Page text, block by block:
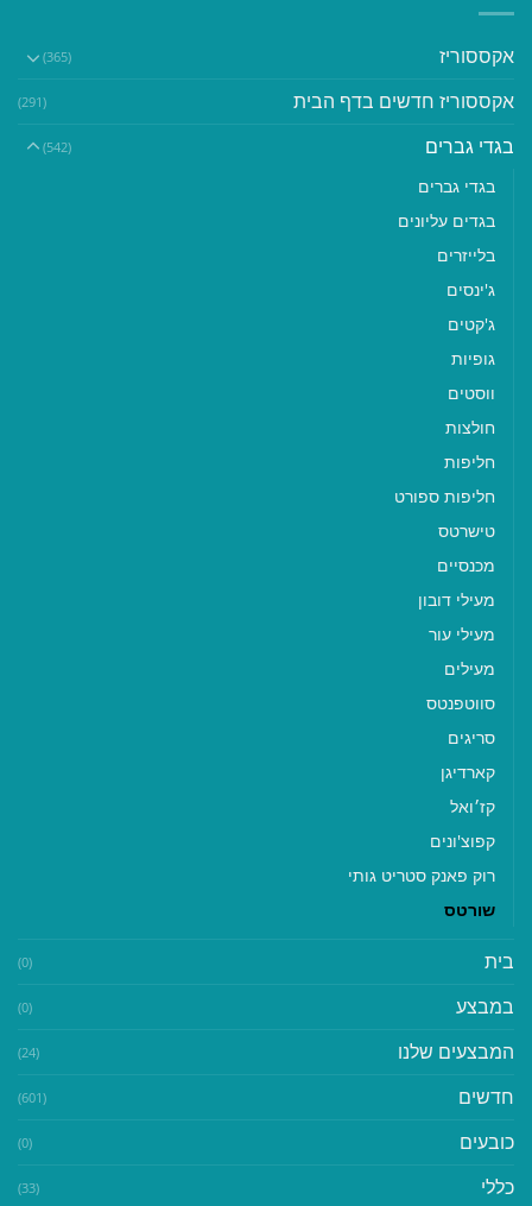
אקססוריז (365)
אקססוריז חדשים בדף הבית (291)
בגדי גברים (542)
בגדי גברים
בגדים עליונים
בלייזרים
ג'ינסים
ג'קטים
גופיות
ווסטים
חולצות
חליפות
חליפות ספורט
טישרטס
מכנסיים
מעילי דובון
מעילי עור
מעילים
סווטפנטס
סריגים
קארדיגן
קז׳ואל
קפוצ'ונים
רוק פאנק סטריט גותי
שורטס
בית (0)
במבצע (0)
המבצעים שלנו (24)
חדשים (601)
כובעים (0)
כללי (33)